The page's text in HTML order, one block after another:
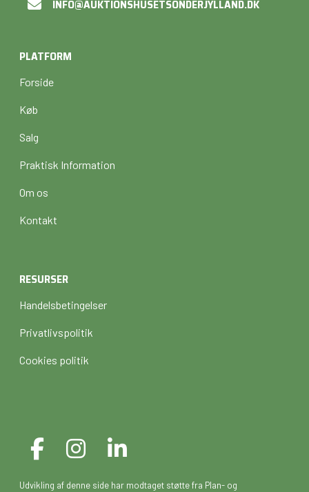
INFO@AUKTIONSHUSETSONDERJYLLAND.DK
PLATFORM
Forside
Køb
Salg
Praktisk Information
Om os
Kontakt
RESURSER
Handelsbetingelser
Privatlivspolitik
Cookies politik
Udvikling af denne side har modtaget støtte fra Plan- og